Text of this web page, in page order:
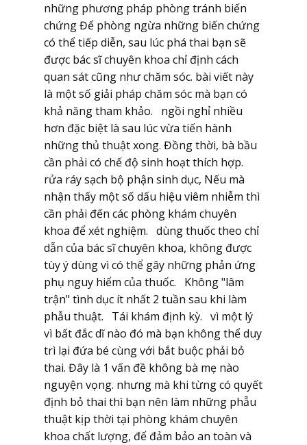
những phương pháp phòng tránh biến
chứng Để phòng ngừa những biến chứng
có thể tiếp diễn, sau lúc phá thai bạn sẽ
được bác sĩ chuyên khoa chỉ định cách
quan sát cũng như chăm sóc. bài viết này
là một số giải pháp chăm sóc mà bạn có
khả năng tham khảo. ngồi nghỉ nhiều
hơn đặc biệt là sau lúc vừa tiến hành
những thủ thuật xong. Đồng thời, bà bầu
cần phải có chế độ sinh hoạt thích hợp.
rửa ráy sạch bộ phận sinh dục, Nếu mà
nhận thấy một số dấu hiệu viêm nhiễm thì
cần phải đến các phòng khám chuyên
khoa để xét nghiệm. dùng thuốc theo chỉ
dẫn của bác sĩ chuyên khoa, không được
tùy ý dùng vì có thể gây những phản ứng
phụ nguy hiểm của thuốc. Không "lâm
trận" tình dục ít nhất 2 tuần sau khi làm
phẫu thuật. Tái khám định kỳ. vì một lý
vì bất đắc dĩ nào đó mà bạn không thể duy
trì lại đứa bé cùng với bắt buộc phải bỏ
thai. Đây là 1 vấn đề không bà mẹ nào
nguyện vọng. nhưng mà khi từng có quyết
định bỏ thai thì bạn nên làm những phẫu
thuật kịp thời tại phòng khám chuyên
khoa chất lượng, để đảm bảo an toàn và